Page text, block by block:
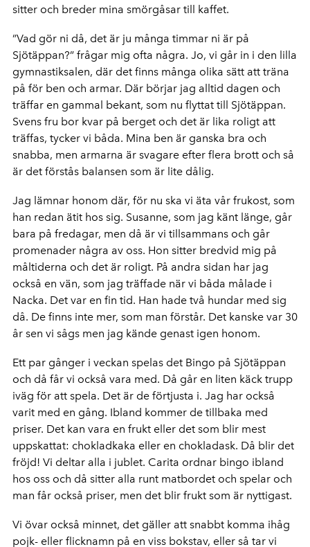
sitter och breder mina smörgåsar till kaffet.
”Vad gör ni då, det är ju många timmar ni är på
Sjötäppan?” frågar mig ofta några. Jo, vi går in i den lilla
gymnastiksalen, där det finns många olika sätt att träna
på för ben och armar. Där börjar jag alltid dagen och
träffar en gammal bekant, som nu flyttat till Sjötäppan.
Svens fru bor kvar på berget och det är lika roligt att
träffas, tycker vi båda. Mina ben är ganska bra och
snabba, men armarna är svagare efter flera brott och så
är det förstås balansen som är lite dålig.
Jag lämnar honom där, för nu ska vi äta vår frukost, som
han redan ätit hos sig. Susanne, som jag känt länge, går
bara på fredagar, men då är vi tillsammans och går
promenader några av oss. Hon sitter bredvid mig på
måltiderna och det är roligt. På andra sidan har jag
också en vän, som jag träffade när vi båda målade i
Nacka. Det var en fin tid. Han hade två hundar med sig
då. De finns inte mer, som man förstår. Det kanske var 30
år sen vi sågs men jag kände genast igen honom.
Ett par gånger i veckan spelas det Bingo på Sjötäppan
och då får vi också vara med. Då går en liten käck trupp
iväg för att spela. Det är de förtjusta i. Jag har också
varit med en gång. Ibland kommer de tillbaka med
priser. Det kan vara en frukt eller det som blir mest
uppskattat: chokladkaka eller en chokladask. Då blir det
fröjd! Vi deltar alla i jublet. Carita ordnar bingo ibland
hos oss och då sitter alla runt matbordet och spelar och
man får också priser, men det blir frukt som är nyttigast.
Vi övar också minnet, det gäller att snabbt komma ihåg
pojk- eller flicknamn på en viss bokstav, eller så tar vi